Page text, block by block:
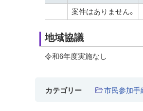
案件はありません。
地域協議
令和6年度実施なし
カテゴリー 市民参加手